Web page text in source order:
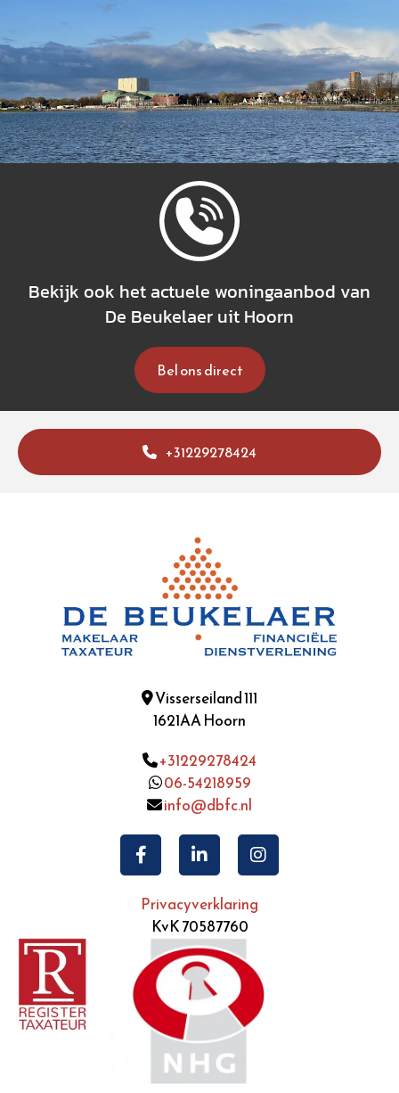
Bekijk ook het actuele woningaanbod van
De Beukelaer uit Hoorn
Bel ons direct
+31229278424
Visserseiland 111
1621AA Hoorn
+31229278424
 06-54218959
info@dbfc.nl
Privacyverklaring
KvK 70587760